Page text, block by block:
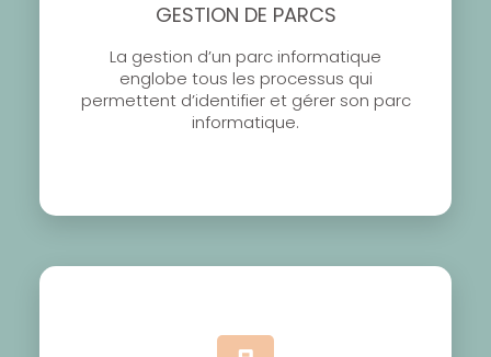
GESTION DE PARCS
La gestion d’un parc informatique
englobe tous les processus qui
permettent d’identifier et gérer son parc
informatique.